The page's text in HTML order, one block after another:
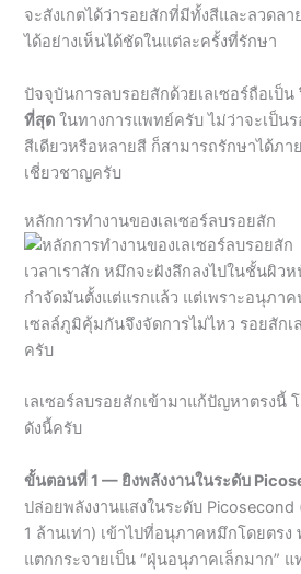
ปัจจุบันการลบรอยสักด้วยเลเซอร์ถือเป็น
ที่สุดในทางการแพทย์ครับ ไม่ว่าจะเป็น
เชี่ยวชาญครับ
หลักการทำงานของเลเซอร์ลบรอยสัก
กำจัดมันตั้งแต่แรกแล้ว แต่เพราะอนุภาค
เซลล์ภูมิคุ้มกันจึงจัดการไม่ไหว รอยสักเล
ครับ
เลเซอร์ลบรอยสักเข้ามาแก้ปัญหาตรงนี้
ดังนี้ครับ
ขั้นตอนที่ 1 — ยิงพลังงานในระดับ
ปล่อยพลังงานแสงในระดับ Picosecond
แตกกระจายเป็น “ฝุ่นอนุภาคเล็กมาก”
ซึ่งหากใช้ความร้อนสูงจะทำให้ผิวรอบข้
ขั้นตอนที่ 2 — ร่างกายส่งเซลล์มากำจัด